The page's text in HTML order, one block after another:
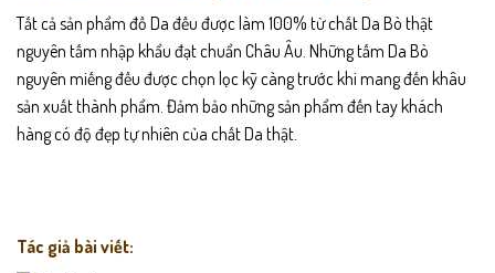
Tất cả sản phẩm đồ Da đều được làm 100% từ chất Da Bò thật
nguyên tấm nhập khẩu đạt chuẩn Châu Âu. Những tấm Da Bò
nguyên miếng đều được chọn lọc kỹ càng trước khi mang đến khâu
sản xuất thành phẩm. Đảm bảo những sản phẩm đến tay khách
hàng có độ đẹp tự nhiên của chất Da thật.
Tác giả bài viết: